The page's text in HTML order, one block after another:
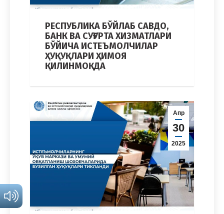
РЕСПУБЛИКА БЎЙЛАБ САВДО,
БАНК ВА СУҒУРТА ХИЗМАТЛАРИ
БЎЙИЧА ИСТЕЪМОЛЧИЛАР
ҲУҚУҚЛАРИ ҲИМОЯ
ҚИЛИНМОҚДА
Апр
30
2025